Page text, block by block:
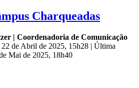
Charqueadas
| Coordenadoria de Comunicação
de Abril de 2025, 15h28 | Última
Mai de 2025, 18h40